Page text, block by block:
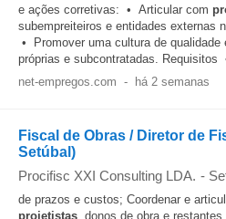
e ações corretivas: • Articular com
subempreiteiros e entidades externas
• Promover uma cultura de qualidade
próprias e subcontratadas.
net-empregos.com - há 2 semanas
Fiscal de Obras / Diretor de
Setúbal)
Procifisc XXI Consulting LDA. -
de prazos e custos; Coordenar e
projetistas, donos de obra e